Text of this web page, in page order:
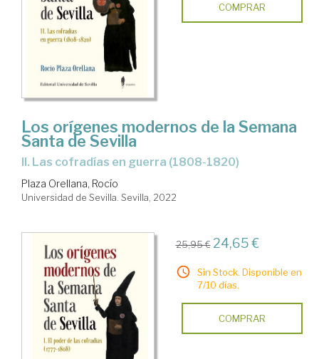
COMPRAR
Los orígenes modernos de la Semana
Santa de Sevilla
II. Las cofradías en guerra (1808-1820)
Plaza Orellana, Rocío
Universidad de Sevilla. Sevilla, 2022
25,95 € 24,65 €
Sin Stock. Disponible en
7/10 días.
COMPRAR